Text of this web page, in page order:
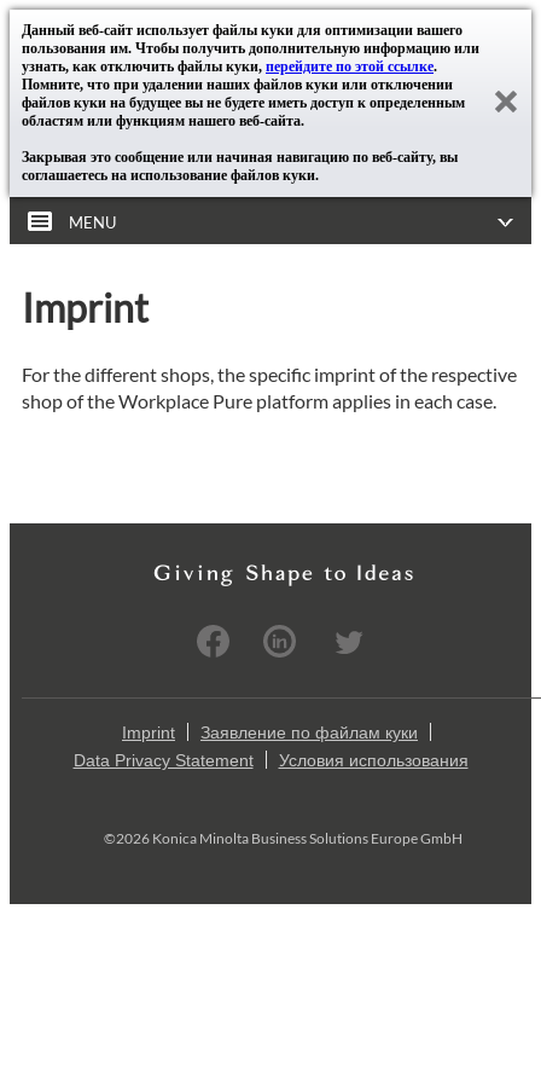
Данный веб-сайт использует файлы куки для оптимизации вашего
пользования им. Чтобы получить дополнительную информацию или
узнать, как отключить файлы куки, перейдите по этой ссылке.
Помните, что при удалении наших файлов куки или отключении
файлов куки на будущее вы не будете иметь доступ к определенным
областям или функциям нашего веб-сайта.
Закрывая это сообщение или начиная навигацию по веб-сайту, вы
соглашаетесь на использование файлов куки.
MENU
Imprint
For the different shops, the specific imprint of the respective
shop of the Workplace Pure platform applies in each case.
Imprint
Заявление по файлам куки
Data Privacy Statement
Условия использования
©2026 Konica Minolta Business Solutions Europe GmbH